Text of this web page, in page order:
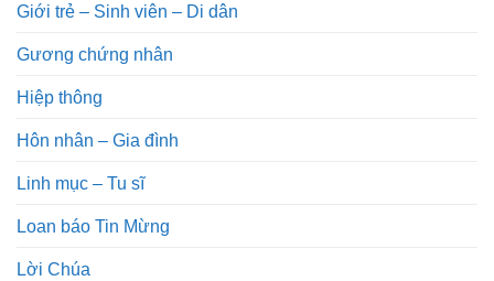
Giới trẻ – Sinh viên – Di dân
Gương chứng nhân
Hiệp thông
Hôn nhân – Gia đình
Linh mục – Tu sĩ
Loan báo Tin Mừng
Lời Chúa